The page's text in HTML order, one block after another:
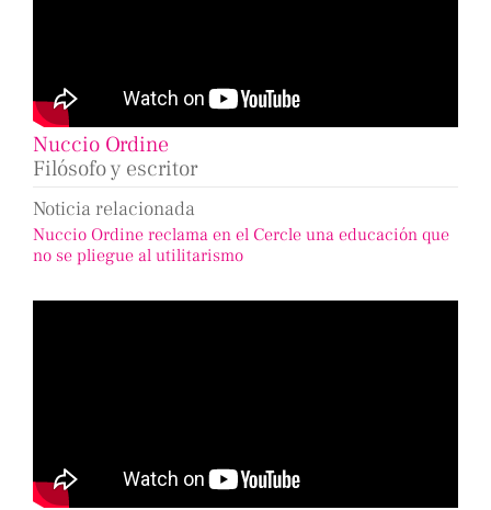
Nuccio Ordine
Filósofo y escritor
Noticia relacionada
Nuccio Ordine reclama en el Cercle una educación que
no se pliegue al utilitarismo